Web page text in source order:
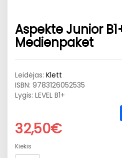
Aspekte Junior
Medienpaket
Leidėjas: Klett
ISBN: 9783126052535
Lygis: LEVEL B1+
32,50€
Kiekis